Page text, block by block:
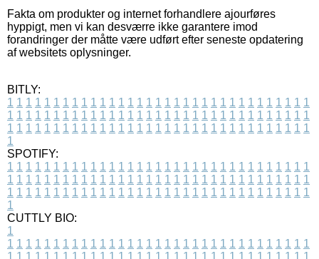
Fakta om produkter og internet forhandlere ajourføres
hyppigt, men vi kan desværre ikke garantere imod
forandringer der måtte være udført efter seneste opdatering
af websitets oplysninger.
BITLY:
1 1 1 1 1 1 1 1 1 1 1 1 1 1 1 1 1 1 1 1 1 1 1 1 1 1 1 1 1 1 1 1 1
1 1 1 1 1 1 1 1 1 1 1 1 1 1 1 1 1 1 1 1 1 1 1 1 1 1 1 1 1 1 1 1 1
1 1 1 1 1 1 1 1 1 1 1 1 1 1 1 1 1 1 1 1 1 1 1 1 1 1 1 1 1 1 1 1 1
1
SPOTIFY:
1 1 1 1 1 1 1 1 1 1 1 1 1 1 1 1 1 1 1 1 1 1 1 1 1 1 1 1 1 1 1 1 1
1 1 1 1 1 1 1 1 1 1 1 1 1 1 1 1 1 1 1 1 1 1 1 1 1 1 1 1 1 1 1 1 1
1 1 1 1 1 1 1 1 1 1 1 1 1 1 1 1 1 1 1 1 1 1 1 1 1 1 1 1 1 1 1 1 1
1
CUTTLY BIO:
1
1 1 1 1 1 1 1 1 1 1 1 1 1 1 1 1 1 1 1 1 1 1 1 1 1 1 1 1 1 1 1 1 1
1 1 1 1 1 1 1 1 1 1 1 1 1 1 1 1 1 1 1 1 1 1 1 1 1 1 1 1 1 1 1 1 1